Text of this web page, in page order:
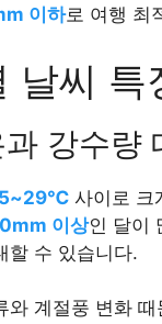
이하로 여행 최
날씨 특
강수량
사이로 크
이상인 달이
할 수 있습니다.
와 계절풍 변화